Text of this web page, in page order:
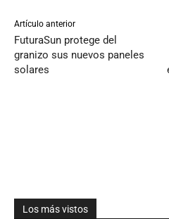
Artículo anterior
FuturaSun protege del
granizo sus nuevos paneles
solares
Los más vistos